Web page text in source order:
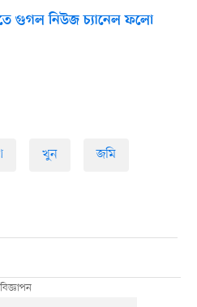
গুগল নিউজ চ্যানেল ফলো
খুন জমি